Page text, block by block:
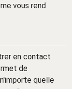
vous rend
en contact
de
quelle